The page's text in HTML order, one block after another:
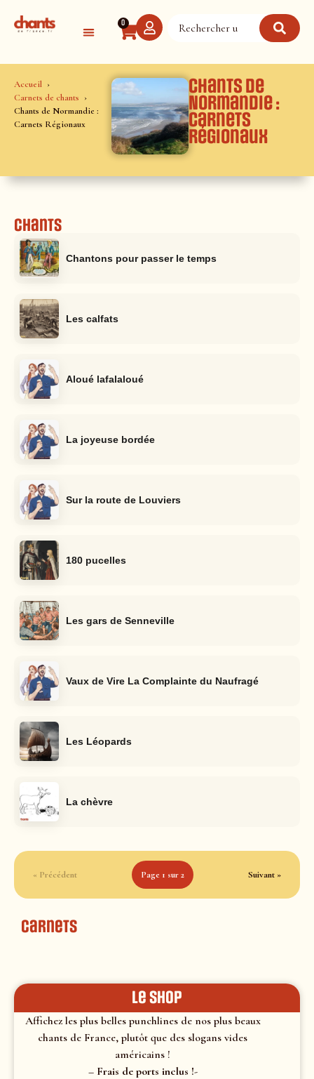
0
Accueil
Carnets de chants
Chants de Normandie :
Carnets Régionaux
Chants de
Normandie :
Carnets
Régionaux
Chants
Chantons pour passer le temps
Les calfats
Aloué lafalaloué
La joyeuse bordée
Sur la route de Louviers
180 pucelles
Les gars de Senneville
Vaux de Vire La Complainte du Naufragé
Les Léopards
La chèvre
« Précédent Page 1 sur 2 Suivant »
Carnets
le shop
Affichez les plus belles punchlines de nos plus beaux
chants de France, plutôt que des slogans vides
américains !
– Frais de ports inclus !-